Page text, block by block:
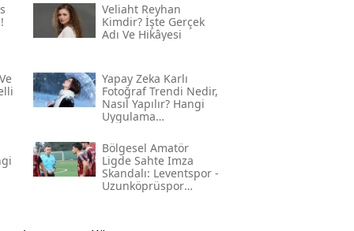
Veliaht Reyhan
Kimdir? İşte Gerçek
Adı Ve Hikâyesi
Yapay Zeka Karlı
Fotoğraf Trendi Nedir,
Nasıl Yapılır? Hangi
Uygulama
Adım Adım Rehber
Bölgesel Amatör
Ligde Sahte Imza
Skandalı: Leventspor -
Uzunköprüspor